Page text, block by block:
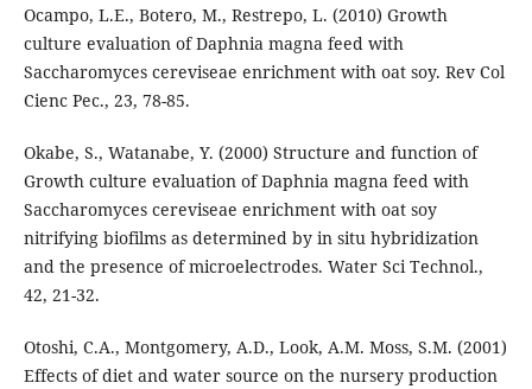
Ocampo, L.E., Botero, M., Restrepo, L. (2010) Growth
culture evaluation of Daphnia magna feed with
Saccharomyces cereviseae enrichment with oat soy. Rev Col
Cienc Pec., 23, 78-85.
Okabe, S., Watanabe, Y. (2000) Structure and function of
Growth culture evaluation of Daphnia magna feed with
Saccharomyces cereviseae enrichment with oat soy
nitrifying biofilms as determined by in situ hybridization
and the presence of microelectrodes. Water Sci Technol.,
42, 21-32.
Otoshi, C.A., Montgomery, A.D., Look, A.M. Moss, S.M. (2001)
Effects of diet and water source on the nursery production